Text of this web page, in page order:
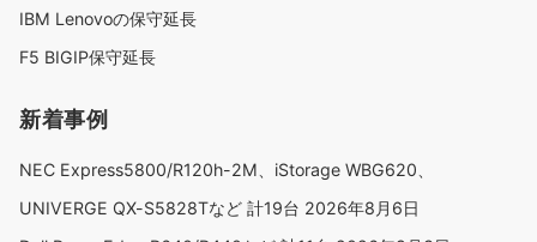
IBM Lenovoの保守延長
F5 BIGIP保守延長
新着事例
NEC Express5800/R120h-2M、iStorage WBG620、
UNIVERGE QX-S5828Tなど 計19台 2026年8月6日